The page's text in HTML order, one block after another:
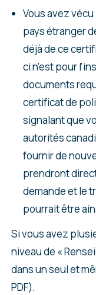
Vous avez
pays étranger
déjà de ce
ci n’est pour
documents
certificat de
signalant que
autorités
fournir de
prendront
demande et le
pourrait être
Si vous avez
niveau de «
dans un seul et
PDF).